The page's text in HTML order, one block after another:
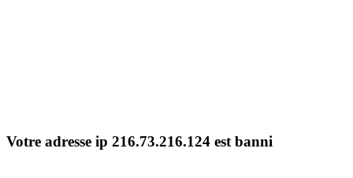
Votre adresse ip 216.73.216.124 est banni